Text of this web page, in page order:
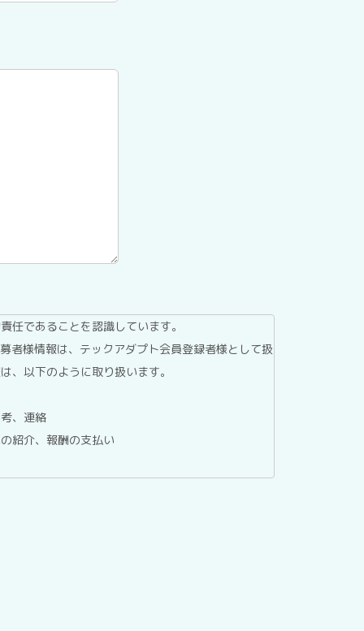
任であることを認識しています。
者様情報は、テックアダプト会員登録者様として扱
、以下のように取り扱います。
、連絡
紹介、報酬の支払い
る場合を除き、第三者へ提供することはありませ